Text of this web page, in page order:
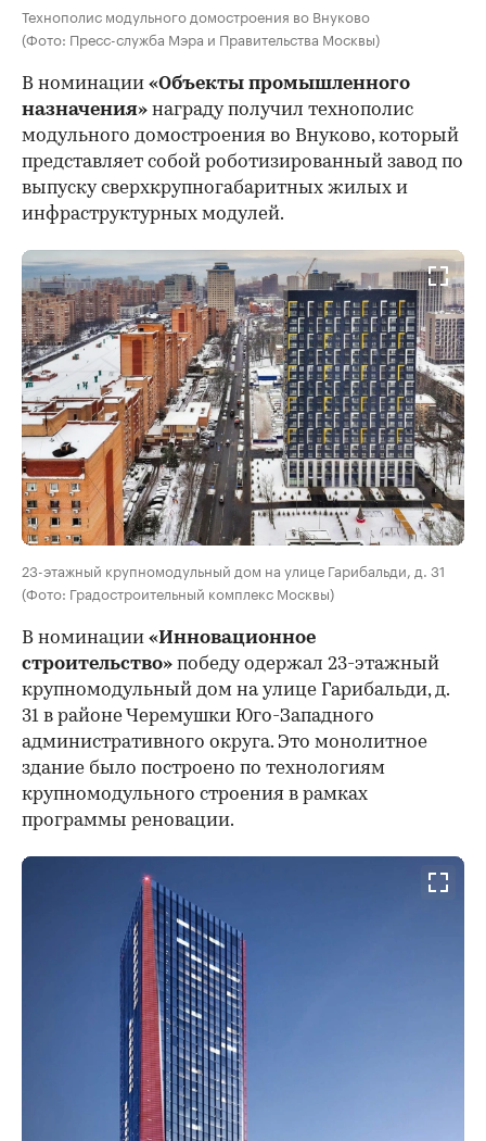
Технополис модульного домостроения во Внуково
(Фото: Пресс-служба Мэра и Правительства Москвы)
В номинации «Объекты промышленного
назначения» награду получил технополис
модульного домостроения во Внуково, который
представляет собой роботизированный завод по
выпуску сверхкрупногабаритных жилых и
инфраструктурных модулей.
23-этажный крупномодульный дом на улице Гарибальди, д. 31
(Фото: Градостроительный комплекс Москвы)
В номинации «Инновационное
строительство» победу одержал 23-этажный
крупномодульный дом на улице Гарибальди, д.
31 в районе Черемушки Юго-Западного
административного округа. Это монолитное
здание было построено по технологиям
крупномодульного строения в рамках
программы реновации.